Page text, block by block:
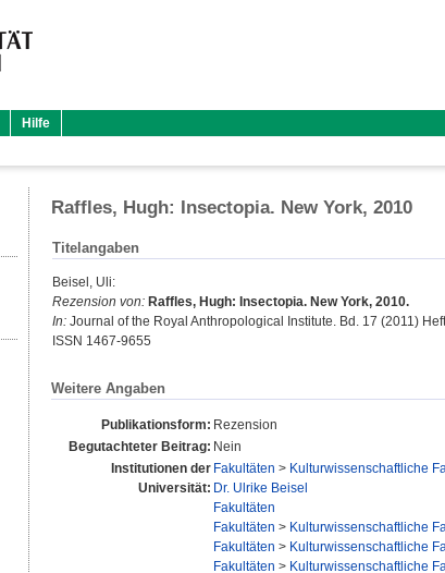
Hilfe
Raffles, Hugh: Insectopia. New York, 2010
Titelangaben
Beisel, Uli:
Rezension von: Raffles, Hugh: Insectopia. New York, 2010.
In: Journal of the Royal Anthropological Institute. Bd. 17 (2011)
ISSN 1467-9655
Weitere Angaben
Publikationsform: Rezension
Begutachteter Beitrag: Nein
Institutionen der
Universität:
Fakultäten > Kulturwissenschaftliche
Dr. Ulrike Beisel
Fakultäten
Fakultäten > Kulturwissenschaftliche
Fakultäten > Kulturwissenschaftliche
Fakultäten > Kulturwissenschaftliche